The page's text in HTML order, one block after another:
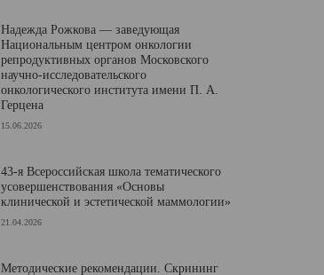
Надежда Рожкова — заведующая
Национальным центром онкологии
репродуктивных органов Московского
научно-исследовательского
онкологического института имени П. А.
Герцена
15.06.2026
43-я Всероссийская школа тематического
усовершенствования «Основы
клинической и эстетической маммологии»
21.04.2026
Методические рекомендации. Скрининг